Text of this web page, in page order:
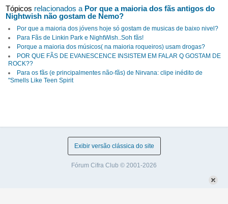
Tópicos relacionados a Por que a maioria dos fãs antigos do
Nightwish não gostam de Nemo?
Por que a maioria dos jóvens hoje só gostam de musicas de baixo nivel?
Para Fãs de Linkin Park e NightWish..Soh fãs!
Porque a maioria dos músicos( na maioria roqueiros) usam drogas?
POR QUE FÃS DE EVANESCENCE INSISTEM EM FALAR Q GOSTAM DE
ROCK??
Para os fãs (e principalmentes não-fãs) de Nirvana: clipe inédito de
"Smells Like Teen Spirit
Exibir versão clássica do site
Fórum Cifra Club © 2001-2026